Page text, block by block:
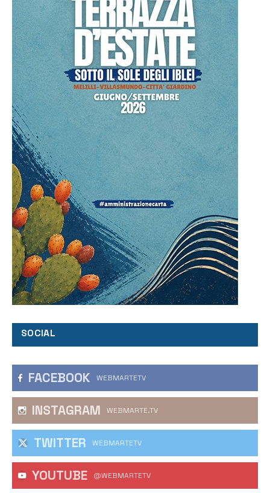
SOCIAL
FACEBOOK WEBMARTETV
INSTAGRAM WEBMARTE.TV
TWITTER WEBMARTETV
YOUTUBE @WEBMARTETV